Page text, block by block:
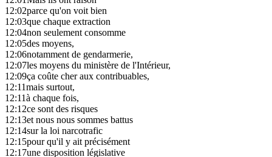
12:02parce qu'on voit bien
12:03que chaque extraction
12:04non seulement consomme
12:05des moyens,
12:06notamment de gendarmerie,
12:07les moyens du ministère de l'Intérieur,
12:09ça coûte cher aux contribuables,
12:11mais surtout,
12:11à chaque fois,
12:12ce sont des risques
12:13et nous nous sommes battus
12:14sur la loi narcotrafic
12:15pour qu'il y ait précisément
12:17une disposition législative